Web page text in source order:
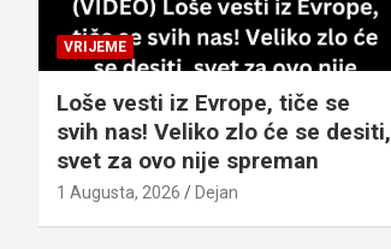
VRIJEME
Loše vesti iz Evrope, tiče se
svih nas! Veliko zlo će se desiti,
svet za ovo nije spreman
1 Augusta, 2026 Dejan